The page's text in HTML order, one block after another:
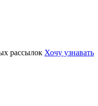
рассылок Хочу узнавать